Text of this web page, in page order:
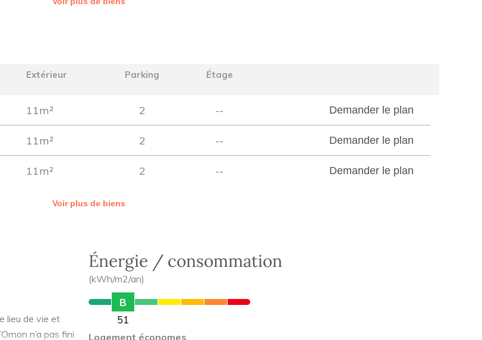
Extérieur Parking Étage
11m² 2 -- Demander le plan
11m² 2 -- Demander le plan
11m² 2 -- Demander le plan
Voir plus de biens
lieu de vie et
n’a pas fini
Énergie / consommation
(kWh/m2/an)
B
51
Logement économes